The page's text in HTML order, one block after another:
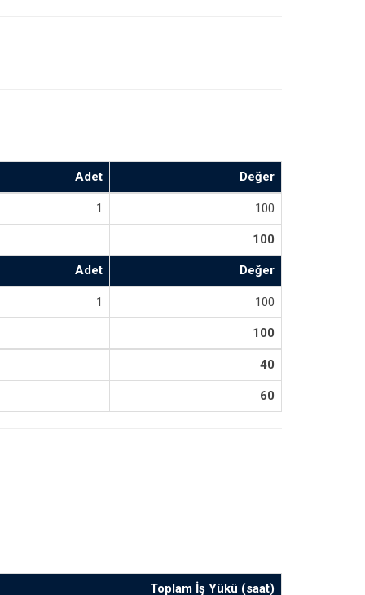
Adet Değer
1 100
100
Adet Değer
1 100
100
40
60
Toplam İş Yükü (saat)